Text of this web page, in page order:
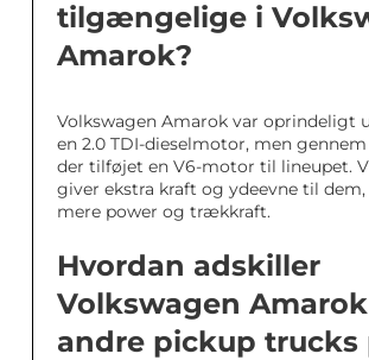
tilgængelige i
Amarok?
Volkswagen Amarok var oprindeligt
en 2.0 TDI-dieselmotor, men
der tilføjet en V6-motor til lineupet.
giver ekstra kraft og ydeevne til
mere power og trækkraft.
Hvordan adskiller
Volkswagen
andre pickup trucks